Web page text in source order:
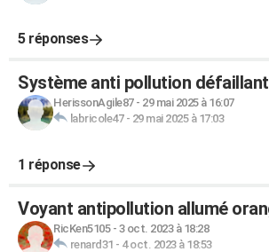
5 réponses
Système anti pollution défaillant
HerissonAgile87- 29 mai 2025 à 16:07
labricole47- 29 mai 2025 à 17:03
1 réponse
Voyant antipollution allumé
RicKen5105- 3 oct. 2023 à 18:28
renard31 - 4 oct. 2023 à 18:53